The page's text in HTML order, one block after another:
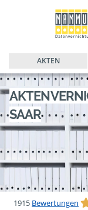
AKTEN
SAAR
1915 Bewertungen